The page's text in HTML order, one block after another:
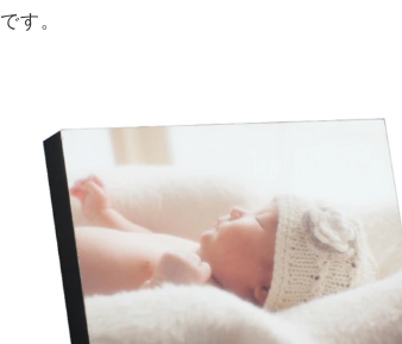
です。